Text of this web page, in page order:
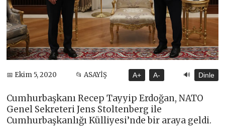
📅 Ekim 5, 2020 📂 ASAYİŞ A+ A- 🔊 Dinle
Cumhurbaşkanı Recep Tayyip Erdoğan, NATO
Genel Sekreteri Jens Stoltenberg ile
Cumhurbaşkanlığı Külliyesi’nde bir araya geldi.